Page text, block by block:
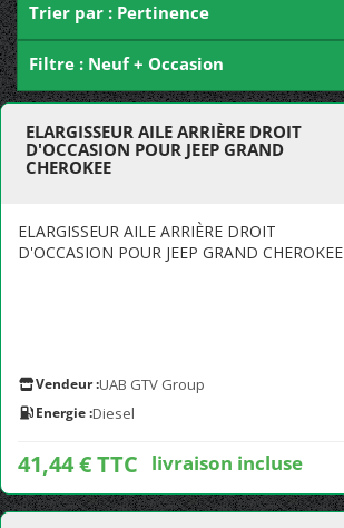
Trier par : Pertinence
Filtre : Neuf + Occasion
ELARGISSEUR AILE ARRIÈRE DROIT
D'OCCASION POUR JEEP GRAND
CHEROKEE
ELARGISSEUR AILE ARRIÈRE DROIT
D'OCCASION POUR JEEP GRAND CHEROKEE
Vendeur :UAB GTV Group
Energie :Diesel
41,44 € TTC livraison incluse